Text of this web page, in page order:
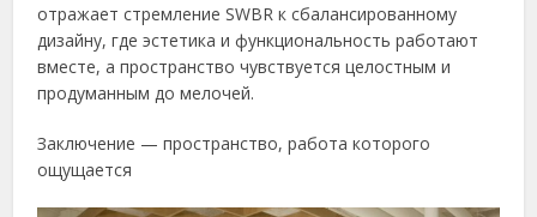
отражает стремление SWBR к сбалансированному
дизайну, где эстетика и функциональность работают
вместе, а пространство чувствуется целостным и
продуманным до мелочей.
Заключение — пространство, работа которого
ощущается